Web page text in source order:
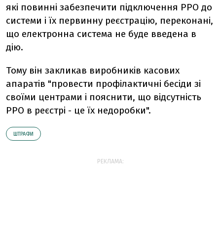
які повинні забезпечити підключення РРО до
системи і їх первинну реєстрацію, переконані,
що електронна система не буде введена в
дію.
Тому він закликав виробників касових
апаратів "провести профілактичні бесіди зі
своїми центрами і пояснити, що відсутність
РРО в реєстрі - це їх недоробки".
ШТРАФИ
РЕКЛАМА: